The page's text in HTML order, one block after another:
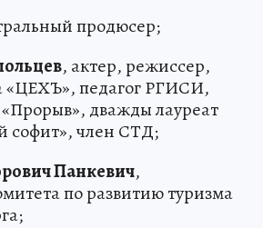
продюсер;
, актер, режиссер,
«ЦЕХЪ», педагог РГИСИ,
дважды лауреат
софит», член СТД;
Панкевич,
по развитию туризма